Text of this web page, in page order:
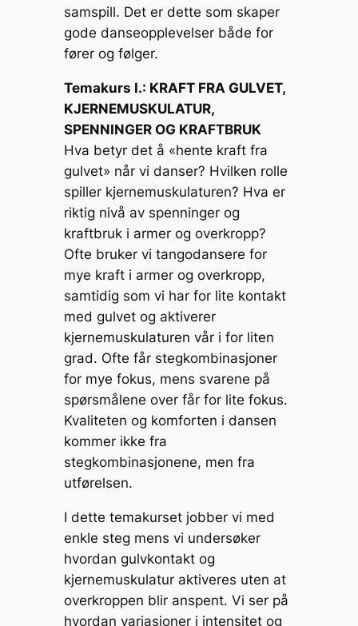
samspill. Det er dette som skaper
gode danseopplevelser både for
fører og følger.
Temakurs I.: KRAFT FRA GULVET,
KJERNEMUSKULATUR,
SPENNINGER OG KRAFTBRUK
Hva betyr det å «hente kraft fra
gulvet» når vi danser? Hvilken rolle
spiller kjernemuskulaturen? Hva er
riktig nivå av spenninger og
kraftbruk i armer og overkropp?
Ofte bruker vi tangodansere for
mye kraft i armer og overkropp,
samtidig som vi har for lite kontakt
med gulvet og aktiverer
kjernemuskulaturen vår i for liten
grad. Ofte får stegkombinasjoner
for mye fokus, mens svarene på
spørsmålene over får for lite fokus.
Kvaliteten og komforten i dansen
kommer ikke fra
stegkombinasjonene, men fra
utførelsen.
I dette temakurset jobber vi med
enkle steg mens vi undersøker
hvordan gulvkontakt og
kjernemuskulatur aktiveres uten at
overkroppen blir anspent. Vi ser på
hvordan variasjoner i intensitet og